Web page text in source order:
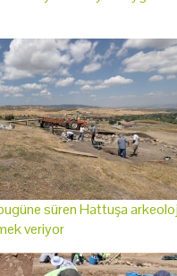
süren Hattuşa
veriyor